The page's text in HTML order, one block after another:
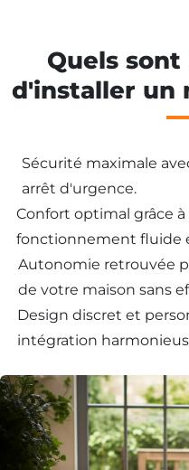
Quels sont
d'installer un
Sécurité maximale
arrêt d'urgence.
Confort optimal grâce
fonctionnement fluide
Autonomie retrouvée
de votre maison sans
Design discret et
intégration